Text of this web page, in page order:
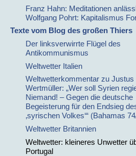
Franz Hahn: Meditationen
Wolfgang Pohrt: Kapitalismus
Texte vom Blog des großen Thiers
Der linksverwirrte Flügel des
Antikommunismus
Weltwetter Italien
Weltwetterkommentar zu Justus
Wertmüller: „Wer soll Syrien
Niemand! – Gegen die deutsche
Begeisterung für den Endsieg
‚syrischen Volkes‘“ (Bahamas
Weltwetter Britannien
Weltwetter: kleineres Unwetter
Portugal